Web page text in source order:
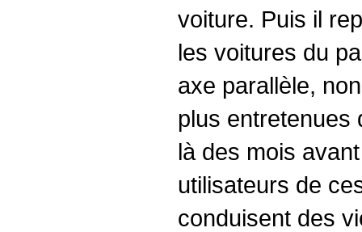
voiture. Puis il
les voitures du
axe parallèle,
plus entretenues
là des mois
utilisateurs de
conduisent des